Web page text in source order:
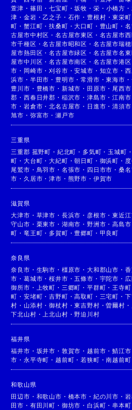
萱津 ・ 篠田 ・七宝町 ・坂牧 ・ 栄 ・ 小橋方 ・
津 ・金岩 ・乙之子 ・ 石作 ・ 豊根村 ・東栄町
町 ・蟹江町 ・扶桑町 ・大口町 ・ 豊山町 ・
古屋市中村区 ・名古屋市東区 ・ 名古屋市
市千種区 ・名古屋市昭和区 ・ 名古屋市瑞
屋市熱田区 ・名古屋市緑区 ・ 名古屋市名
屋市中川区 ・名古屋市南区 ・ 名古屋市港区
市 ・ 岡崎市 ・刈谷市 ・安城市 ・ 知立市 ・
浜市 ・ 半田市 ・ 豊明市 ・常滑市 ・東海市 ・
豊川市 ・ 豊橋市 ・ 新城市 ・ 田原市 ・ 尾西市
郡 ・西春日井郡 ・ 稲沢市 ・津島市 ・江南市
市 ・岩倉市 ・北名古屋市 ・ 日進市 ・清須市
旭市 ・ 弥富市 ・瀬戸市
三重県
三重郡 菰野町 ・ 紀北町 ・ 多気町 ・ 玉城町
町 ・大台町 ・大紀町 ・朝日町 ・ 御浜町 ・
尾鷲市 ・ 鳥羽市 ・ 名張市 ・ 四日市市 ・桑
市 ・ 久居市 ・津市 ・ 熊野市 ・ 伊賀市
滋賀県
大津市 ・ 草津市 ・ 長浜市 ・ 彦根市 ・東近
守山市 ・ 栗東市 ・ 湖南市 ・野洲市 ・高島市
町 ・竜王町 ・ 多賀町 ・ 豊郷町 ・ 甲良町
奈良県
奈良市 ・ 生駒市 ・ 橿原市 ・大和郡山市 ・
市 ・葛城市 ・桜井市 ・五條市 ・ 宇陀市 ・
御所市 ・ 上牧町 ・ 三郷町 ・平群町 ・ 王寺町
町 ・安堵町 ・吉野町 ・高取町 ・ 三宅町 ・
村 ・ 山添村 ・御杖村 ・東吉野村 ・曽爾村 ・
下北山村 ・ 上北山村 ・野迫川村
福井県
福井市 ・ 坂井市 ・ 敦賀市 ・ 越前市 ・鯖江市
市 ・永平寺町 ・ 越前町 ・若狭町 ・南越前町
和歌山県
田辺市 ・ 和歌山市 ・ 橋本市 ・ 紀の川市 ・
田市 ・ 有田川町 ・ 御坊市 ・ 白浜町 ・ 串本町